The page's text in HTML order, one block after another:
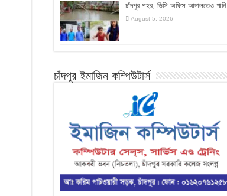
চাঁদপুর শহর, ডিসি অফিস-আদালতেও পানি
August 5, 2026
চাঁদপুর ইমাজিন কম্পিউটার্স